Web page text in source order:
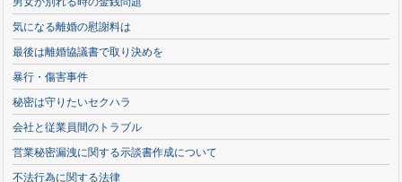
気になる離婚の慰謝料は
最後は離婚協議書で取り決めを
暴行・傷害事件
秘密は守りたいセクハラ
会社と従業員間のトラブル
営業秘密漏洩に関する示談書作成について
不法行為に関する法律